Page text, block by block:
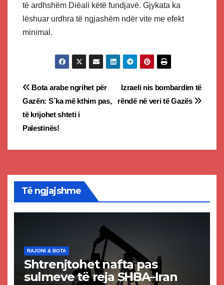
të ardhshëm Diëali këtë fundjavë. Gjykata ka
lëshuar urdhra të ngjashëm ndër vite me efekt
minimal.
Post
navigation
Izraeli nis bombardim të
rëndë në veri të Gazës
Bota arabe ngrihet për
Gazën: S`ka më kthim pas,
të krijohet shteti i
Palestinës!
Të ngjajshme
RAJONI & BOTA
Shtrenjtohet nafta pas
sulmeve të reja SHBA–Iran